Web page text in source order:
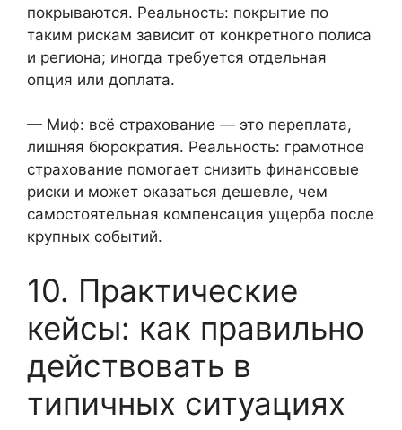
покрываются. Реальность: покрытие по
таким рискам зависит от конкретного полиса
и региона; иногда требуется отдельная
опция или доплата.
— Миф: всё страхование — это переплата,
лишняя бюрократия. Реальность: грамотное
страхование помогает снизить финансовые
риски и может оказаться дешевле, чем
самостоятельная компенсация ущерба после
крупных событий.
10. Практические
кейсы: как правильно
действовать в
типичных ситуациях